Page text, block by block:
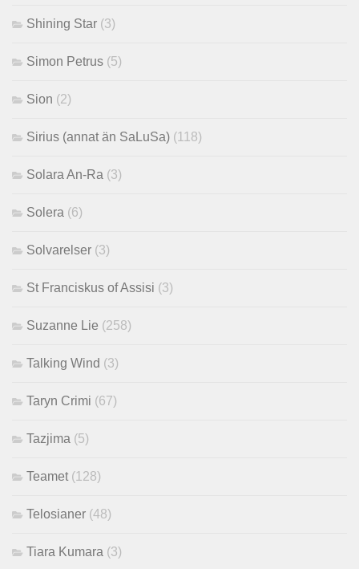
Shining Star (3)
Simon Petrus (5)
Sion (2)
Sirius (annat än SaLuSa) (118)
Solara An-Ra (3)
Solera (6)
Solvarelser (3)
St Franciskus of Assisi (3)
Suzanne Lie (258)
Talking Wind (3)
Taryn Crimi (67)
Tazjima (5)
Teamet (128)
Telosianer (48)
Tiara Kumara (3)